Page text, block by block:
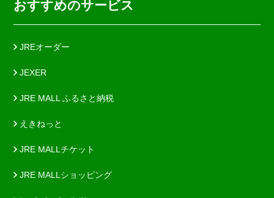
おすすめのサービス
JREオーダー
JEXER
JRE MALL ふるさと納税
えきねっと
JRE MALLチケット
JRE MALLショッピング